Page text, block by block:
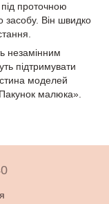
проточною
Він швидко
незамінним
підтримувати
моделей
малюка».